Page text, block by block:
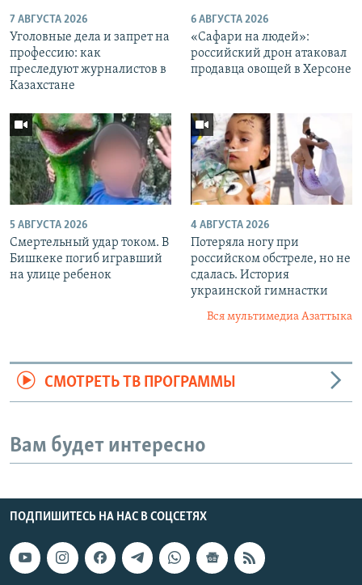
7 АВГУСТА 2026
Уголовные дела и запрет на
профессию: как
преследуют журналистов в
Казахстане
6 АВГУСТА 2026
«Cафари на людей»:
российский дрон атаковал
продавца овощей в Херсоне
5 АВГУСТА 2026
Смертельный удар током. В
Бишкеке погиб игравший
на улице ребенок
4 АВГУСТА 2026
Потеряла ногу при
российском обстреле, но не
сдалась. История
украинской гимнастки
Вся мультимедиа Азаттыка
СМОТРЕТЬ ТВ ПРОГРАММЫ
Вам будет интересно
ПОДПИШИТЕСЬ НА НАС В СОЦСЕТЯХ